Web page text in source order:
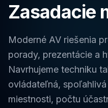
Zasadacie
Moderné AV riešenia
porady, prezentácie a
Navrhujeme techniku
ovládateľná,
miestnosti, počtu